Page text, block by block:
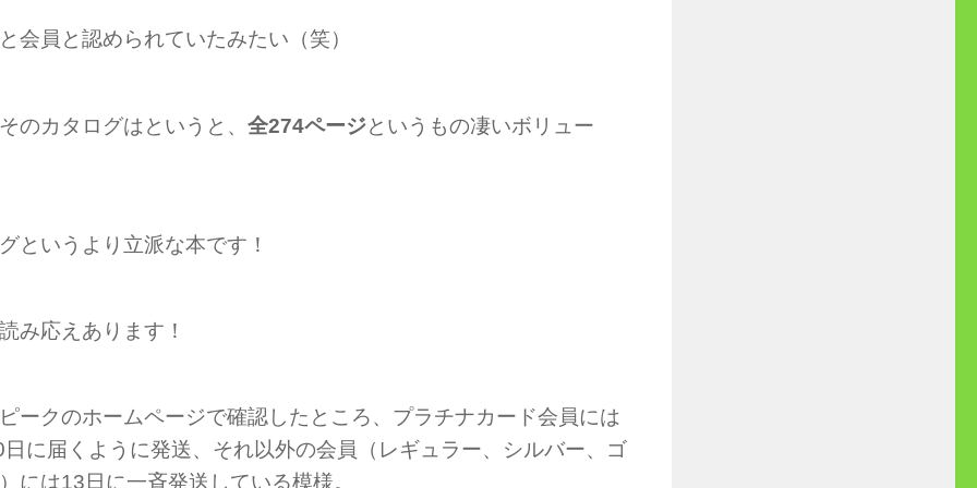
会員と認められていたみたい（笑）
のカタログはというと、 全274ページというもの凄いボリュー
というより立派な本です！
み応えあります！
ークのホームページで確認したところ、プラチナカード会員には
に届くように発送、それ以外の会員（レギュラー、シルバー、ゴ
には13日に一斉発送している模様。